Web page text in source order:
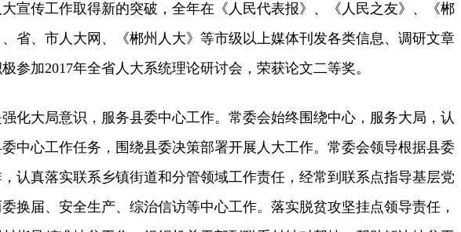
宣传工作取得新的突破，全年在《人民代表报》、《人民之友》、《郴
省、市人大网、《郴州人大》等市级以上媒体刊发各类信息、调研文章
参加2017年全省人大系统理论研讨会，荣获论文二等奖。
大局意识，服务县委中心工作。常委会始终围绕中心，服务大局，认
中心工作任务，围绕县委决策部署开展人大工作。常委会领导根据县委
认真落实联系乡镇街道和分管领域工作责任，经常到联系点指导基层党
换届、安全生产、综治信访等中心工作。落实脱贫攻坚挂点领导责任，